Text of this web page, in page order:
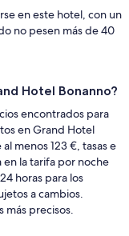
en este hotel, con un
no pesen más de 40
Hotel Bonanno?
encontrados para
en Grand Hotel
menos 123 €, tasas e
en la tarifa por noche
horas para los
a cambios.
más precisos.